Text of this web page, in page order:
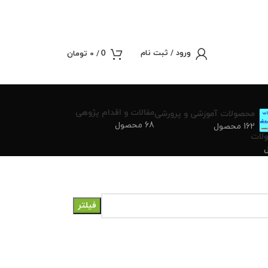
ورود / ثبت نام 0
/
0 تومان
محصولات آموزشی و پرورشی
162 محصول
مقالات و اقدام پژوهی
68 محصول
فیلتر